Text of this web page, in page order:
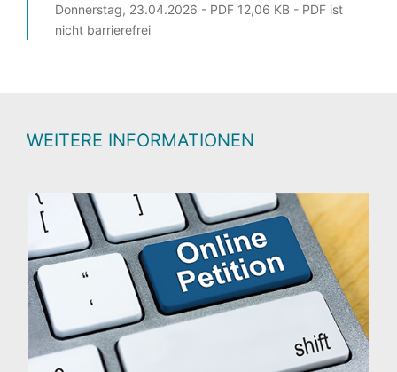
Donnerstag, 23.04.2026 - PDF 12,06 KB - PDF ist
nicht barrierefrei
WEITERE INFORMATIONEN